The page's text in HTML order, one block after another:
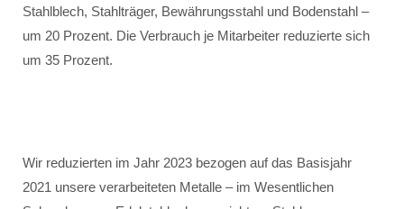
Stahlblech, Stahlträger, Bewährungsstahl und Bodenstahl –
um 20 Prozent. Die Verbrauch je Mitarbeiter reduzierte sich
um 35 Prozent.
Wir reduzierten im Jahr 2023 bezogen auf das Basisjahr
2021 unsere verarbeiteten Metalle – im Wesentlichen